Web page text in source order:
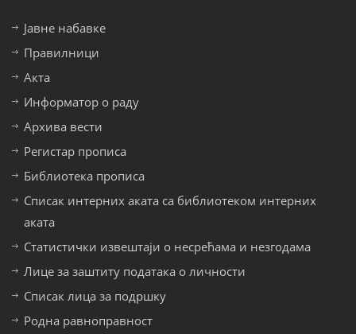
Јавне набавке
Правилници
Акта
Информатор о раду
Архива вести
Регистар прописа
Библиотека прописа
Списак интерних аката са библиотеком интерних
аката
Статистички извештаји о несрећама и незгодама
Лице за заштиту података о личности
Списак лица за подршку
Родна равноправност